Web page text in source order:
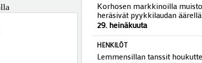
ELÄVÄ MAASEUTU
Korhosen markkinoilla muistot
heräsivät pyykkilaudan äärellä
29. heinäkuuta
HENKILÖT